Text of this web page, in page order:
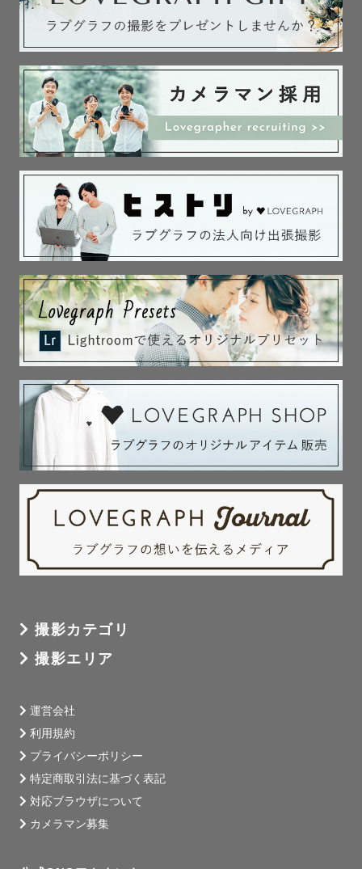
撮影カテゴリ
撮影エリア
運営会社
利用規約
プライバシーポリシー
特定商取引法に基づく表記
対応ブラウザについて
カメラマン募集